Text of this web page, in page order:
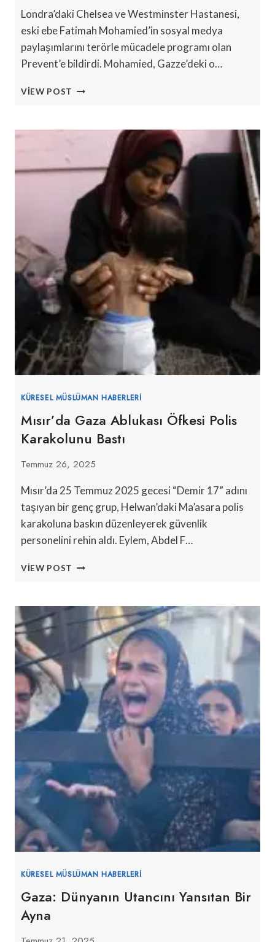
Londra’daki Chelsea ve Westminster Hastanesi,
eski ebe Fatimah Mohamied’in sosyal medya
paylaşımlarını terörle mücadele programı olan
Prevent’e bildirdi. Mohamied, Gazze’deki o…
VIEW POST LONDRA
NEDENIYLE
ŞIKAYET
KÜRESEL MÜSLÜMAN HABERLERI
Mısır’da Gaza Ablukası Öfkesi Polis
Karakolunu Bastı
Temmuz 26, 2025
Mısır’da 25 Temmuz 2025 gecesi “Demir 17” adını
taşıyan bir genç grup, Helwan’daki Ma’asara polis
karakoluna baskın düzenleyerek güvenlik
personelini rehin aldı. Eylem, Abdel F…
VIEW POST MISIR’DA
POLIS
KARAKOLUNU
BASTI
KÜRESEL MÜSLÜMAN HABERLERI
Gaza: Dünyanın Utancını Yansıtan Bir
Ayna